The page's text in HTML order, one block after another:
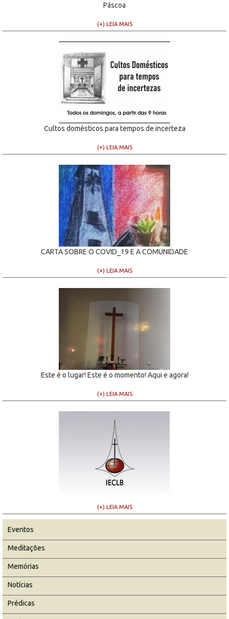
Páscoa
(+) LEIA MAIS
Cultos domésticos para tempos de incerteza
(+) LEIA MAIS
CARTA SOBRE O COVID_19 E A COMUNIDADE
(+) LEIA MAIS
Este é o lugar! Este é o momento! Aqui e agora!
(+) LEIA MAIS
(+) LEIA MAIS
Eventos
Meditações
Memórias
Notícias
Prédicas